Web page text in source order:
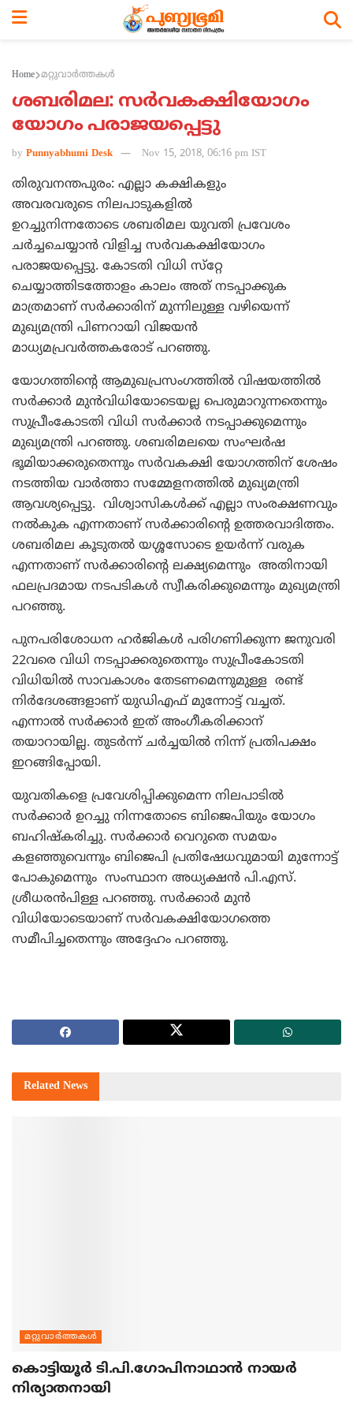
Home മറ്റുവാര്‍ത്തകള്‍
ശബരിമല: സര്‍വകക്ഷിയോഗം
യോഗം പരാജയപ്പെട്ടു
by Punnyabhumi Desk Nov 15, 2018, 06:16 pm IST
തിരുവനന്തപുരം: എല്ലാ കക്ഷികളും
അവരവരുടെ നിലപാടുകളില്‍
ഉറച്ചുനിന്നതോടെ ശബരിമല യുവതി പ്രവേശം
ചര്‍ച്ചചെയ്യാന്‍ വിളിച്ച സര്‍വകക്ഷിയോഗം
പരാജയപ്പെട്ടു. കോടതി വിധി സ്‌റ്റേ
ചെയ്യാത്തിടത്തോളം കാലം അത് നടപ്പാക്കുക
മാത്രമാണ് സര്‍ക്കാരിന് മുന്നിലുള്ള വഴിയെന്ന്
മുഖ്യമന്ത്രി പിണറായി വിജയന്‍
മാധ്യമപ്രവര്‍ത്തകരോട് പറഞ്ഞു.
യോഗത്തിന്റെ ആമുഖപ്രസംഗത്തില്‍ വിഷയത്തില്‍
സര്‍ക്കാര്‍ മുന്‍വിധിയോടെയല്ല പെരുമാറുന്നതെന്നും
സുപ്രീംകോടതി വിധി സര്‍ക്കാര്‍ നടപ്പാക്കുമെന്നും
മുഖ്യമന്ത്രി പറഞ്ഞു. ശബരിമലയെ സംഘര്‍ഷ
ഭൂമിയാക്കരുതെന്നും സര്‍വകക്ഷി യോഗത്തിന് ശേഷം
നടത്തിയ വാര്‍ത്താ സമ്മേളനത്തില്‍ മുഖ്യമന്ത്രി
ആവശ്യപ്പെട്ടു. വിശ്വാസികള്‍ക്ക് എല്ലാ സംരക്ഷണവും
നല്‍കുക എന്നതാണ് സര്‍ക്കാരിന്റെ ഉത്തരവാദിത്തം.
ശബരിമല കൂടുതല്‍ യശ്ശസോടെ ഉയര്‍ന്ന് വരുക
എന്നതാണ് സര്‍ക്കാരിന്റെ ലക്ഷ്യമെന്നും അതിനായി
ഫലപ്രദമായ നടപടികള്‍ സ്വീകരിക്കുമെന്നും മുഖ്യമന്ത്രി
പറഞ്ഞു.
പുനപരിശോധന ഹര്‍ജികള്‍ പരിഗണിക്കുന്ന ജനുവരി
22വരെ വിധി നടപ്പാക്കരുതെന്നും സുപ്രീംകോടതി
വിധിയില്‍ സാവകാശം തേടണമെന്നുമുള്ള രണ്ട്
നിര്‍ദേശങ്ങളാണ് യുഡിഎഫ് മുന്നോട്ട് വച്ചത്.
എന്നാല്‍ സര്‍ക്കാര്‍ ഇത് അംഗീകരിക്കാന്
തയാറായില്ല. തുടര്‍ന്ന് ചര്‍ച്ചയില്‍ നിന്ന് പ്രതിപക്ഷം
ഇറങ്ങിപ്പോയി.
യുവതികളെ പ്രവേശിപ്പിക്കുമെന്ന നിലപാടില്‍
സര്‍ക്കാര്‍ ഉറച്ചു നിന്നതോടെ ബിജെപിയും യോഗം
ബഹിഷ്‌കരിച്ചു. സര്‍ക്കാര്‍ വെറുതെ സമയം
കളഞ്ഞുവെന്നും ബിജെപി പ്രതിഷേധവുമായി മുന്നോട്ട്
പോകുമെന്നും സംസ്ഥാന അധ്യക്ഷന്‍ പി.എസ്.
ശ്രീധരന്‍പിള്ള പറഞ്ഞു. സര്‍ക്കാര്‍ മുന്‍
വിധിയോടെയാണ് സര്‍വകക്ഷിയോഗത്തെ
സമീപിച്ചതെന്നും അദ്ദേഹം പറഞ്ഞു.
Related News
മറ്റുവാര്‍ത്തകള്‍
കൊട്ടിയൂര്‍ ടി.പി.ഗോപിനാഥാന്‍ നായര്‍
നിര്യാതനായി